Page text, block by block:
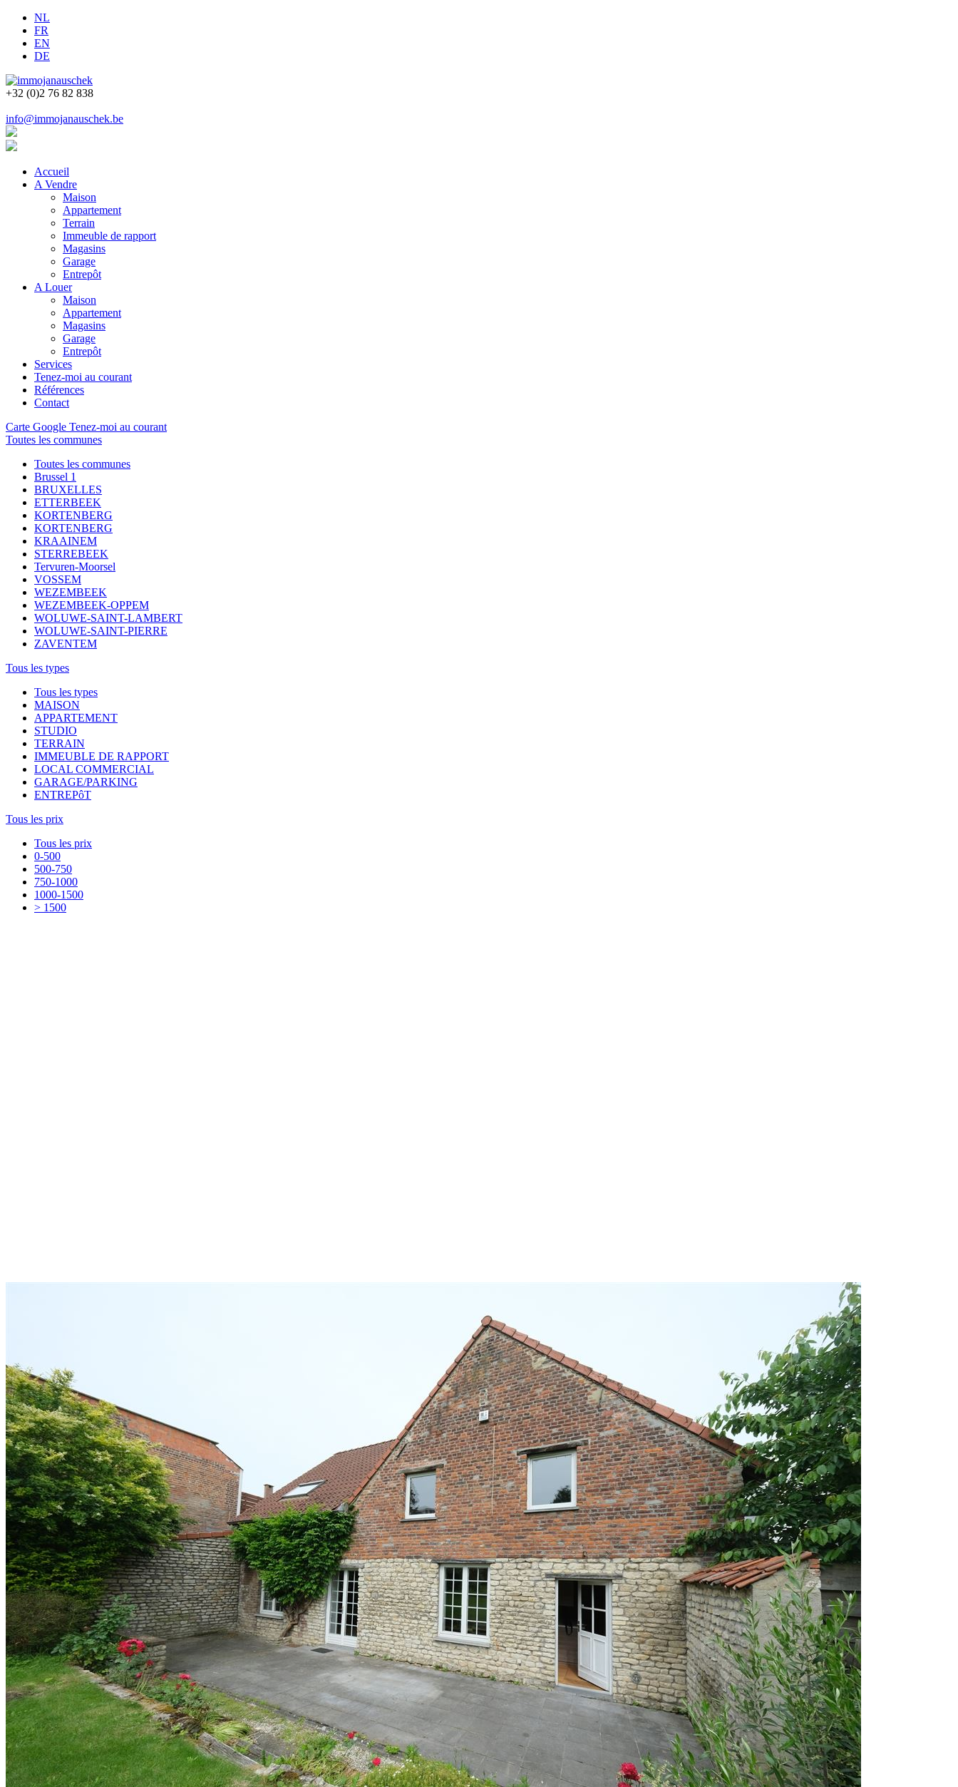
NL
FR
EN
DE
+32 (0)2 76 82 838
info@immojanauschek.be
Accueil
A Vendre
Maison
Appartement
Terrain
Immeuble de rapport
Magasins
Garage
Entrepôt
A Louer
Maison
Appartement
Magasins
Garage
Entrepôt
Services
Tenez-moi au courant
Références
Contact
Carte Google Tenez-moi au courant
Toutes les communes
Toutes les communes
Brussel 1
BRUXELLES
ETTERBEEK
KORTENBERG
KORTENBERG
KRAAINEM
STERREBEEK
Tervuren-Moorsel
VOSSEM
WEZEMBEEK
WEZEMBEEK-OPPEM
WOLUWE-SAINT-LAMBERT
WOLUWE-SAINT-PIERRE
ZAVENTEM
Tous les types
Tous les types
MAISON
APPARTEMENT
STUDIO
TERRAIN
IMMEUBLE DE RAPPORT
LOCAL COMMERCIAL
GARAGE/PARKING
ENTREPôT
Tous les prix
Tous les prix
0-500
500-750
750-1000
1000-1500
> 1500